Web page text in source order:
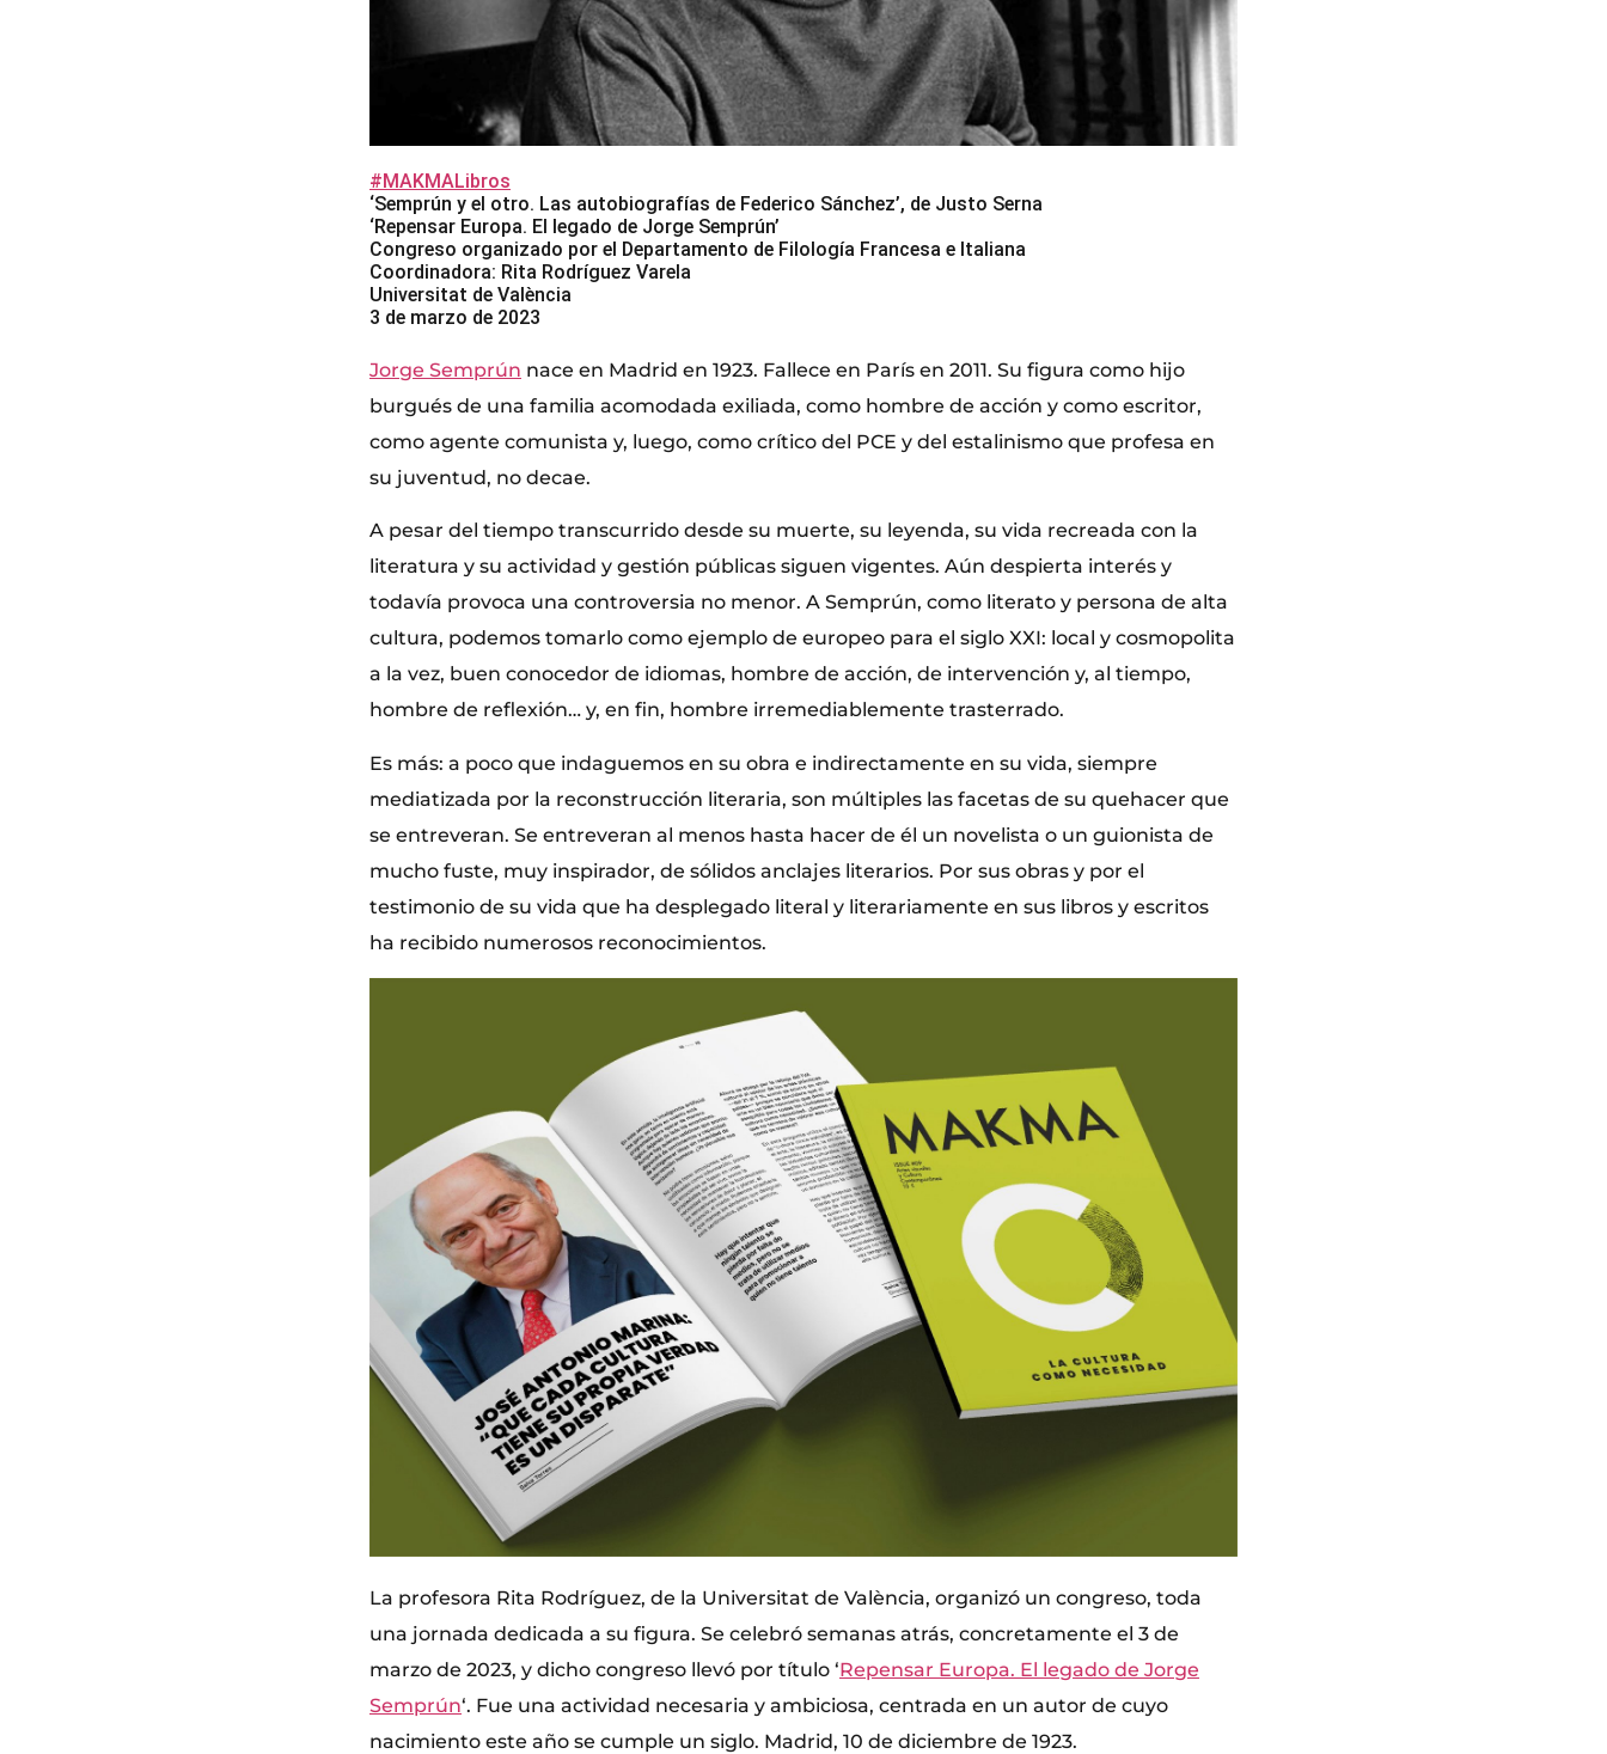
#MAKMALibros
‘Semprún y el otro. Las autobiografías de Federico Sánchez’, de Justo Serna
‘Repensar Europa. El legado de Jorge Semprún’
Congreso organizado por el Departamento de Filología Francesa e Italiana
Coordinadora: Rita Rodríguez Varela
Universitat de València
3 de marzo de 2023
Jorge Semprún nace en Madrid en 1923. Fallece en París en 2011. Su figura como hijo
burgués de una familia acomodada exiliada, como hombre de acción y como escritor,
como agente comunista y, luego, como crítico del PCE y del estalinismo que profesa en
su juventud, no decae.
A pesar del tiempo transcurrido desde su muerte, su leyenda, su vida recreada con la
literatura y su actividad y gestión públicas siguen vigentes. Aún despierta interés y
todavía provoca una controversia no menor. A Semprún, como literato y persona de alta
cultura, podemos tomarlo como ejemplo de europeo para el siglo XXI: local y cosmopolita
a la vez, buen conocedor de idiomas, hombre de acción, de intervención y, al tiempo,
hombre de reflexión… y, en fin, hombre irremediablemente trasterrado.
Es más: a poco que indaguemos en su obra e indirectamente en su vida, siempre
mediatizada por la reconstrucción literaria, son múltiples las facetas de su quehacer que
se entreveran. Se entreveran al menos hasta hacer de él un novelista o un guionista de
mucho fuste, muy inspirador, de sólidos anclajes literarios. Por sus obras y por el
testimonio de su vida que ha desplegado literal y literariamente en sus libros y escritos
ha recibido numerosos reconocimientos.
La profesora Rita Rodríguez, de la Universitat de València, organizó un congreso, toda
una jornada dedicada a su figura. Se celebró semanas atrás, concretamente el 3 de
marzo de 2023, y dicho congreso llevó por título ‘Repensar Europa. El legado de Jorge
Semprún‘. Fue una actividad necesaria y ambiciosa, centrada en un autor de cuyo
nacimiento este año se cumple un siglo. Madrid, 10 de diciembre de 1923.